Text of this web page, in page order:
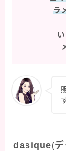
ラ
dasique(デ